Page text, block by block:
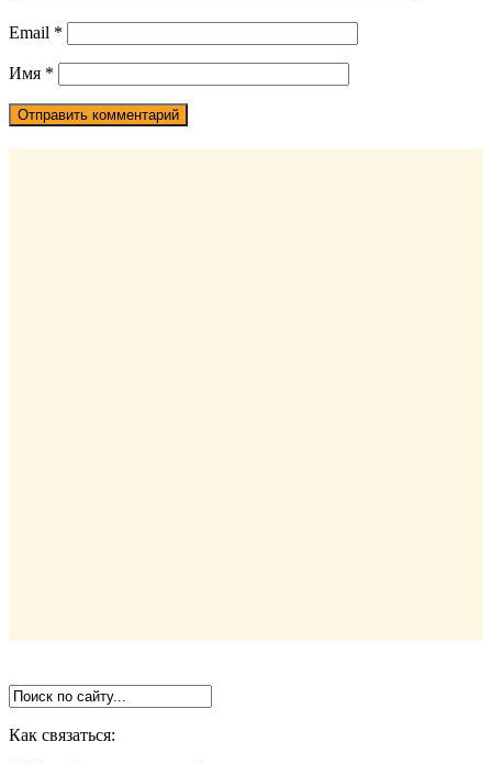
Email *
Имя *
Как связаться: